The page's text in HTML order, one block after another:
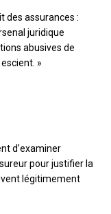
des assurances :
juridique
abusives de
»
d’examiner
pour justifier la
légitimement